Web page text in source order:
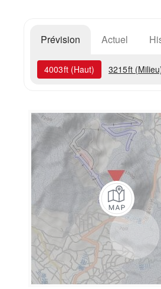
Prévision Actuel
4003ft (Haut) 3215ft